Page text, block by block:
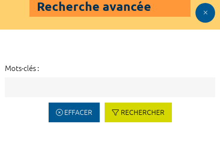
Recherche avancée
Mots-clés :
EFFACER RECHERCHER